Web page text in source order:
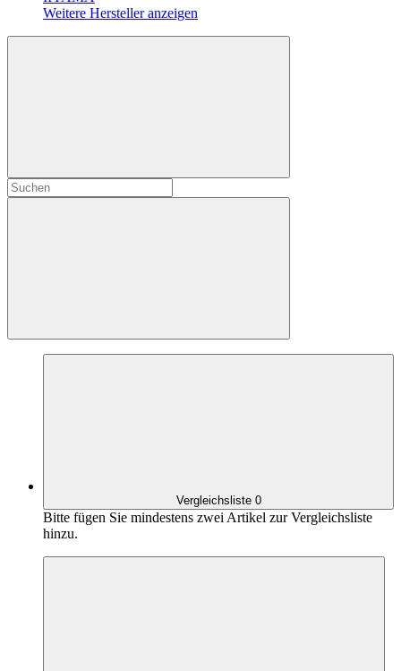
Weitere Hersteller anzeigen
Vergleichsliste 0
Bitte fügen Sie mindestens zwei Artikel zur Vergleichsliste
hinzu.